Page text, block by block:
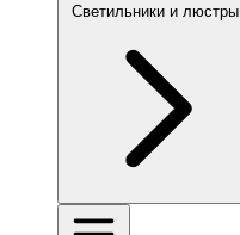
Светильники и люстры